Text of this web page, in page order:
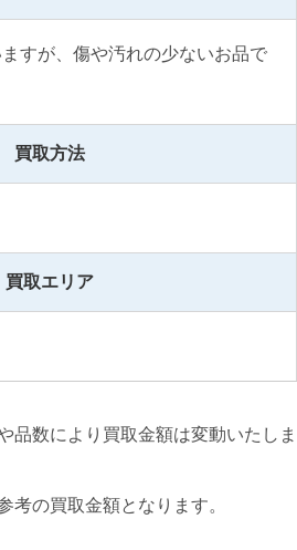
すが、傷や汚れの少ないお品で
買取方法
買取エリア
品数により買取金額は変動いたしま
考の買取金額となります。